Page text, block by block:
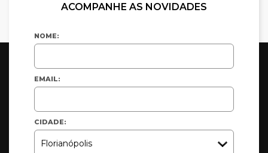
ACOMPANHE AS NOVIDADES
NOME:
EMAIL:
CIDADE: